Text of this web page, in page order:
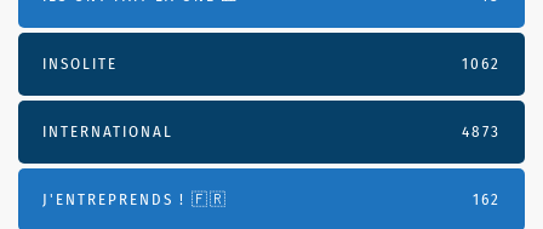
INSOLITE 1062
INTERNATIONAL 4873
J'ENTREPRENDS ! 🇫🇷 162